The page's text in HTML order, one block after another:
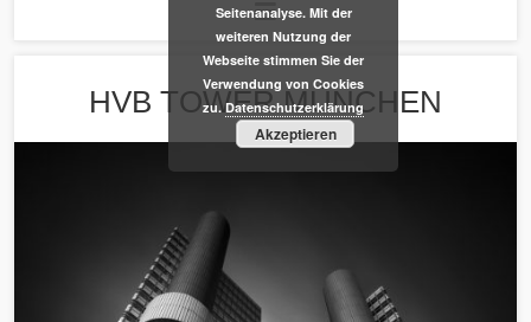
HVB TOWER MÜNCHEN
Seitenanalyse. Mit der
weiteren Nutzung der
Webseite stimmen Sie der
Verwendung von Cookies
zu.Datenschutzerklärung
Akzeptieren